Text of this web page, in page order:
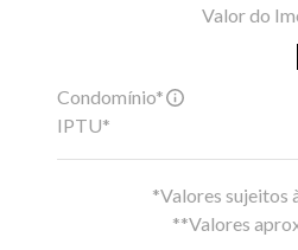
Valor do
Condomínio*
IPTU*
*Valores sujeitos
**Valores